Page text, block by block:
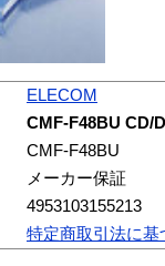
ELECOM
CMF-F48BU CD/
CMF-F48BU
メーカー保証
4953103155213
特定商取引法に基